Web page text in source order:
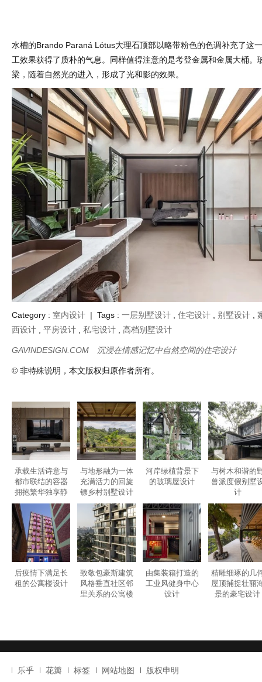
Category :室内设计| Tags : 一层别墅设计,住宅设计,别墅设计,
西设计,平房设计,私宅设计,高档别墅设计
GAVINDESIGN.COM 沉浸在情感记忆中自然空间的住宅设计
© 非特殊说明，本文版权归原作者所有。
都市联结的容器
计
充满活力的回旋
的玻璃屋设计
后疫情下满足长
租的公寓楼设计
致敬包豪斯建筑
风格垂直社区邻
里关系的公寓楼
设计
由集装箱打造的
工业风健身中心
设计
精雕细琢的几
屋顶捕捉壮丽
景的豪宅设计
乐乎 花瓣 标签 网站地图 版权申明
2010-2020GAVINDESIGN.COM 粤ICP备2020089240号-1